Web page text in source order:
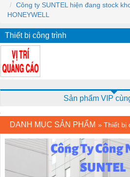
Công ty SUNTEL hiện đang stock
HONEYWELL
Thiết bị công trình
Sản phẩm VIP
DANH MỤC SẢN PHẨM » Thiết bị